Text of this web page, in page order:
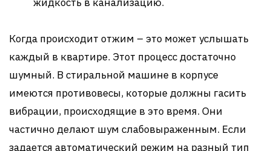
Когда происходит отжим – это может услышать
каждый в квартире. Этот процесс достаточно
шумный. В стиральной машине в корпусе
имеются противовесы, которые должны гасить
вибрации, происходящие в это время. Они
частично делают шум слабовыраженным. Если
задается автоматический режим на разный тип